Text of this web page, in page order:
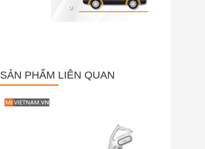
SẢN PHẨM LIÊN QUAN